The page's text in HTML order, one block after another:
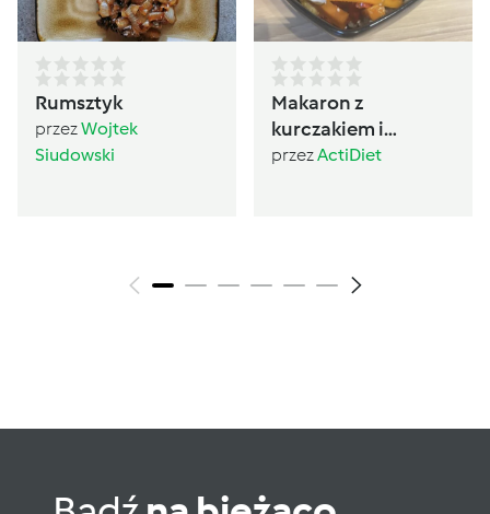
Rumsztyk
przezWojtek
Siudowski
Makaron z
kurczakiem i
warzywami po
przezActiDiet